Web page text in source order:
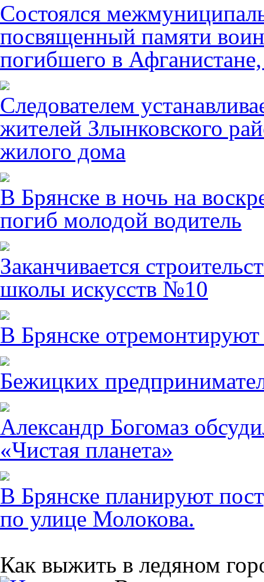
Состоялся
посвященный памяти
погибшего в
Следователем
жителей Злынковского
жилого дома
В Брянске в ночь на
погиб молодой водитель
Заканчивается
школы искусств №10
В Брянске
Бежицких
Александр Богомаз
«Чистая планета»
В Брянске планируют
по улице Молокова.
Как выжить в ледяном